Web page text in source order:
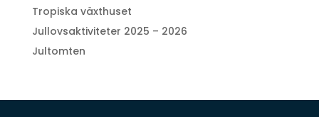
Tropiska växthuset
Jullovsaktiviteter 2025 – 2026
Jultomten